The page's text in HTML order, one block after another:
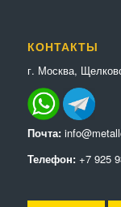
КОНТАКТЫ
г. Москва,
Почта:
Телефон: +7 925